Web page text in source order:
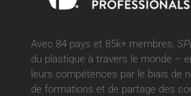
Avec 84 pays et 85k+ membres,
du plastique à travers le monde –
leurs compétences par le biais de
de formations et de partage des